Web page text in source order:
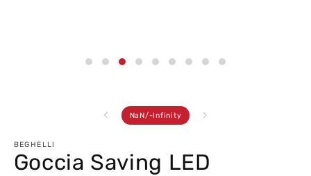
NaN/ de
-Infinity
BEGHELLI
Goccia Saving LED